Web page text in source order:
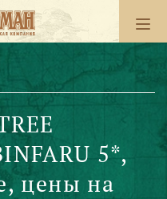
5*,
цены на